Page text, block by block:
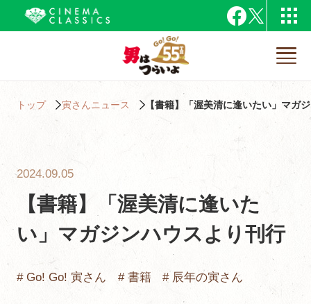
トップ 寅さんニュース 【書籍】「渥美清に逢いたい」マガ
2024.09.05
【書籍】「渥美清に逢いた
い」マガジンハウスより刊行
# Go! Go! 寅さん # 書籍 # 辰年の寅さん